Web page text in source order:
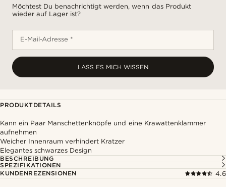
Möchtest Du benachrichtigt werden, wenn das Produkt
wieder auf Lager ist?
E-Mail-Adresse *
LASS ES MICH WISSEN
PRODUKTDETAILS
Kann ein Paar Manschettenknöpfe und eine Krawattenklammer
aufnehmen
Weicher Innenraum verhindert Kratzer
Elegantes schwarzes Design
BESCHREIBUNG
SPEZIFIKATIONEN
KUNDENREZENSIONEN
4.6